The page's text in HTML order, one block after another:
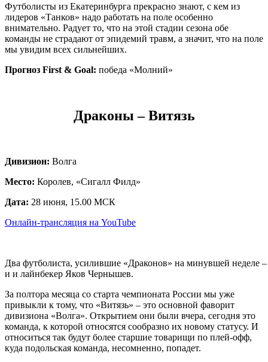
Футболисты из Екатеринбурга прекрасно знают, с кем из
лидеров «Танков» надо работать на поле особенно
внимательно. Радует то, что на этой стадии сезона обе
команды не страдают от эпидемий травм, а значит, что на поле
мы увидим всех сильнейших.
Прогноз First & Goal: победа «Молний»
Драконы – Витязь
Дивизион: Волга
Место: Королев, «Сигалл Филд»
Дата: 28 июня, 15.00 МСК
Онлайн-трансляция на YouTube
Два футболиста, усилившие «Драконов» на минувшей неделе
и и лайнбекер Яков Чернышев.
За полтора месяца со старта чемпионата России мы уже
привыкли к тому, что «Витязь» – это основной фаворит
дивизиона «Волга». Открытием они были вчера, сегодня это
команда, к которой относятся сообразно их новому статусу. И
относиться так будут более старшие товарищи по плей-офф,
куда подольская команда, несомненно, попадет.